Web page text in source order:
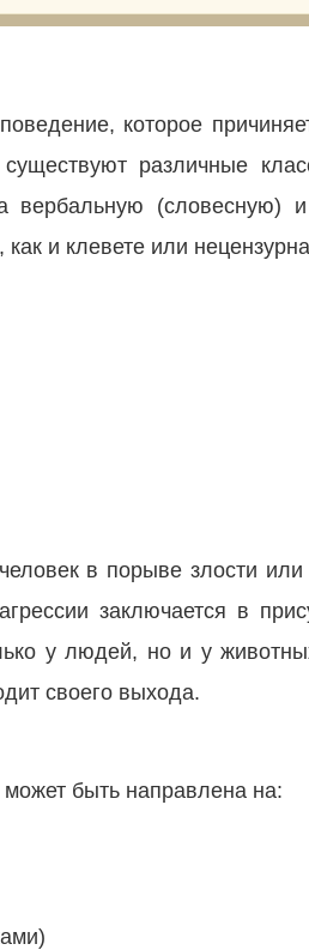
которое
различные
(словесную)
и клевете или
в порыве злости или
заключается в
у людей, но и у
своего выхода.
быть направлена на: